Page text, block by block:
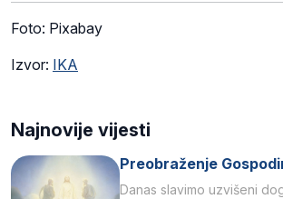
Foto: Pixabay
Izvor: IKA
Najnovije vijesti
Preobraženje
Danas slavimo uzvišeni